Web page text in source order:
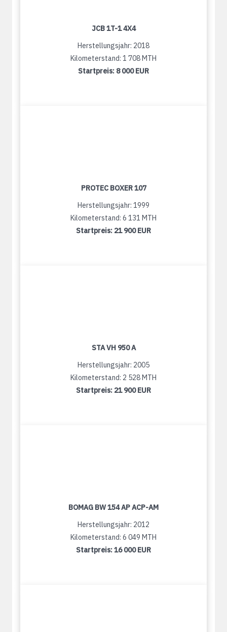
JCB 1T-1 4X4
Herstellungsjahr: 2018
Kilometerstand: 1 708 MTH
Startpreis: 8 000 EUR
PROTEC BOXER 107
Herstellungsjahr: 1999
Kilometerstand: 6 131 MTH
Startpreis: 21 900 EUR
STA VH 950 A
Herstellungsjahr: 2005
Kilometerstand: 2 528 MTH
Startpreis: 21 900 EUR
BOMAG BW 154 AP ACP-AM
Herstellungsjahr: 2012
Kilometerstand: 6 049 MTH
Startpreis:16 000 EUR